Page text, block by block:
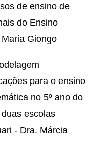
de ensino de
do Ensino
Giongo
para o ensino
no 5º ano do
escolas
- Dra. Márcia